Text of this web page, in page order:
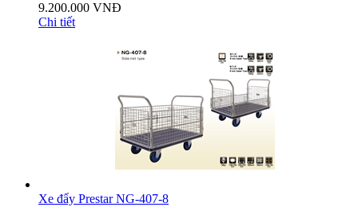
9.200.000 VNĐ
Chi tiết
Xe đẩy Prestar NG-407-8